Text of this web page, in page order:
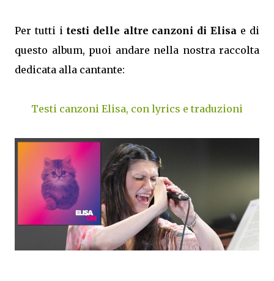
Per tutti i testi delle altre canzoni di Elisa e di
questo album, puoi andare nella nostra raccolta
dedicata alla cantante:
Testi canzoni Elisa, con lyrics e traduzioni